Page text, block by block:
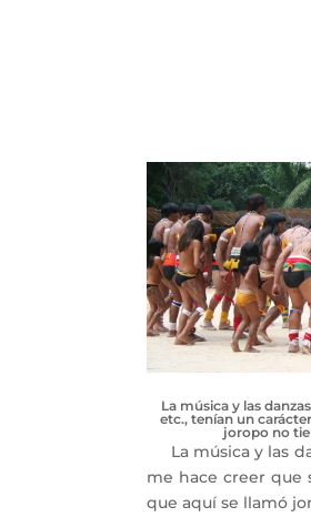
La música y las
etc., tenían un
joropo no
La música y las
me hace creer que
que aquí se llamó